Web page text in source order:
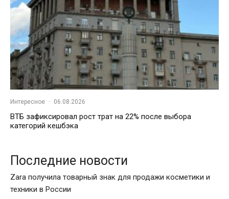
Интересное · 06.08.2026
ВТБ зафиксировал рост трат на 22% после выбора
категорий кешбэка
Последние новости
Zara получила товарный знак для продажи косметики и
техники в России